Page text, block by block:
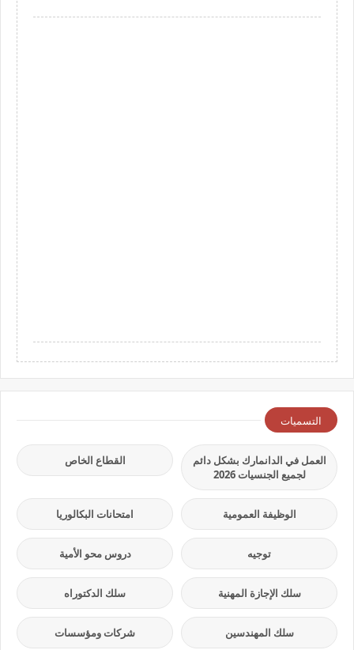
التسميات
العمل في الدانمارك بشكل دائم
لجميع الجنسيات 2026
القطاع الخاص
الوظيفة العمومية امتحانات البكالوريا
توجيه دروس محو الأمية
سلك الإجازة المهنية سلك الدكتوراه
سلك المهندسين شركات ومؤسسات